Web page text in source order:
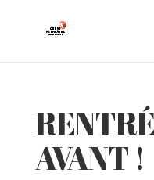
AVANT !